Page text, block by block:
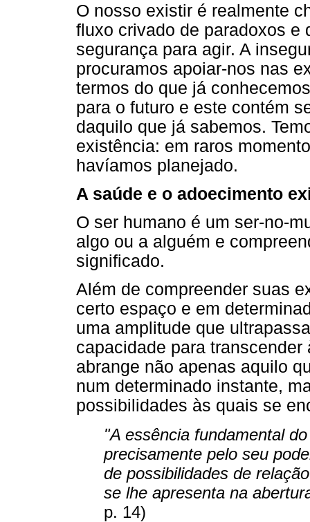
O nosso existir é realmente
fluxo crivado de paradoxos e
segurança para agir. A
procuramos apoiar-nos nas
termos do que já
para o futuro e este contém
daquilo que já sabemos.
existência: em raros
havíamos planejado.
A saúde e o adoecimento
O ser humano é um ser-no-
algo ou a alguém e
significado.
Além de compreender suas
certo espaço e em
uma amplitude que
capacidade para
abrange não apenas aquilo
num determinado instante,
possibilidades às quais se
"A essência fundamental
precisamente pelo seu
de possibilidades de
se lhe apresenta na
p. 14)